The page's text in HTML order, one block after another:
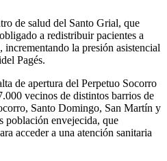
de salud del Santo Grial, que
a redistribuir pacientes a
la presión asistencial
Pagés.
de apertura del Perpetuo Socorro
vecinos de distintos barrios de
Santo Domingo, San Martín y
población envejecida, que
acceder a una atención sanitaria